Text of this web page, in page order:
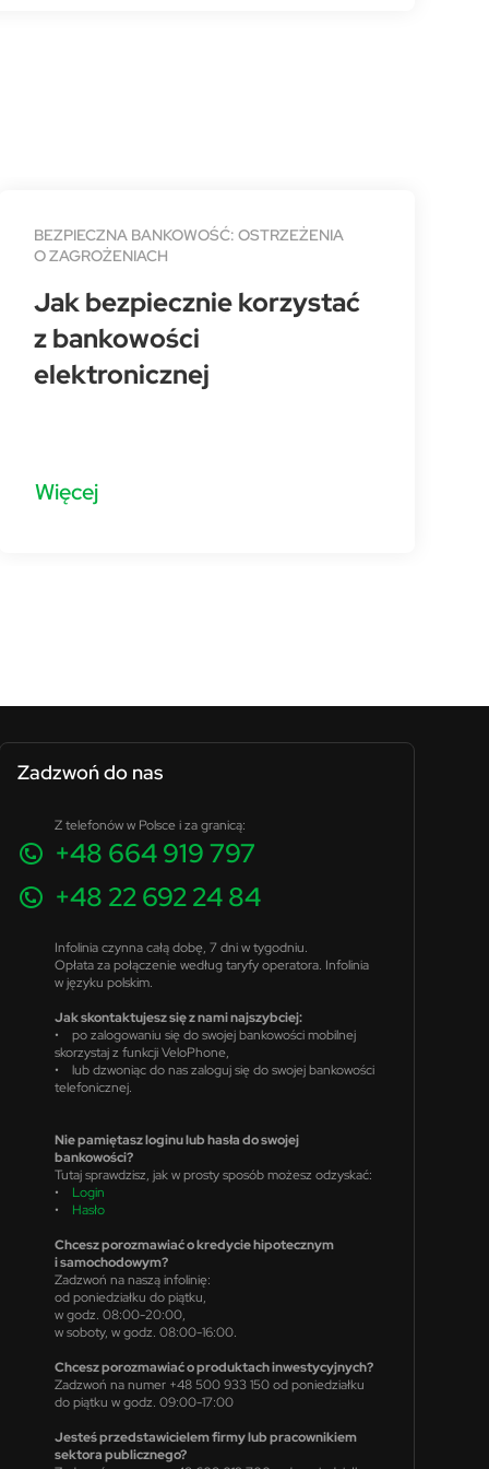
BEZPIECZNA BANKOWOŚĆ: OSTRZEŻENIA
O ZAGROŻENIACH
Jak bezpiecznie korzystać
z bankowości
elektronicznej
Więcej
Zadzwoń do nas
Z telefonów w Polsce i za granicą:
+48 664 919 797
+48 22 692 24 84
Infolinia czynna całą dobę, 7 dni w tygodniu.
Opłata za połączenie według taryfy operatora. Infolinia
w języku polskim.
Jak skontaktujesz się z nami najszybciej:
• po zalogowaniu się do swojej bankowości mobilnej
skorzystaj z funkcji VeloPhone,
• lub dzwoniąc do nas zaloguj się do swojej bankowości
telefonicznej.
Nie pamiętasz loginu lub hasła do swojej
bankowości?
Tutaj sprawdzisz, jak w prosty sposób możesz odzyskać:
• Login
• Hasło
Chcesz porozmawiać o kredycie hipotecznym
i samochodowym?
Zadzwoń na naszą infolinię:
od poniedziałku do piątku,
w godz. 08:00-20:00,
w soboty, w godz. 08:00-16:00.
Chcesz porozmawiać o produktach inwestycyjnych?
Zadzwoń na numer +48 500 933 150 od poniedziałku
do piątku w godz. 09:00-17:00
Jesteś przedstawicielem firmy lub pracownikiem
sektora publicznego?